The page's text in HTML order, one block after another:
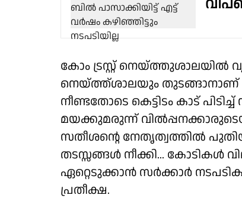
കോം ട്രസ്റ്റ്
നെയ്ത്ത്ശാലയും തുടങ്ങാനാണ്
നീണ്ടതോടെ കെട്ടിടം കാട്
മയക്കുമരുന്ന്
സതീശന്റെ നേതൃത്വത്തിൽ
തടസ്സങ്ങൾ നീക്കി... കോടികൾ
ഏറ്റെടുക്കാൻ സർക്കാർ
പ്രതീക്ഷ.